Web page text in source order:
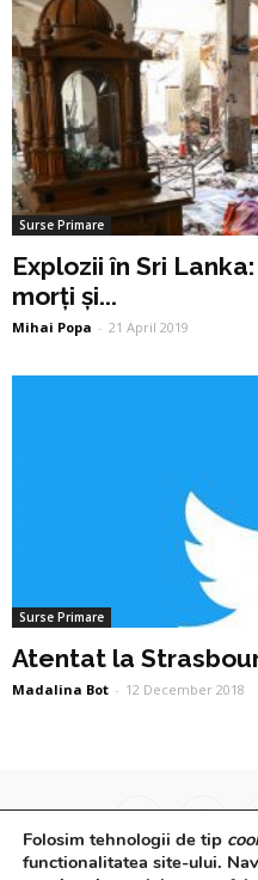
Surse Primare
Explozii în Sri
morți și...
Mihai Popa - 21 April 2019
Surse Primare
Atentat la
Madalina Bot - 12 December 2018
Folosim tehnologii de tip
functionalitatea site-ului.